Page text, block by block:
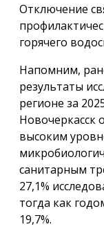
Отключение
горячего
Напомним,
результаты
регионе за
Новочеркасск
высоким
санитарным
27,1%
тогда как
19,7%.